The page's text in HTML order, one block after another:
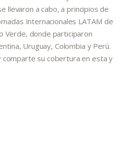
llevaron a cabo, a principios de
Internacionales LATAM de
Verde, donde participaron
Uruguay, Colombia y Perú.
su cobertura en esta y